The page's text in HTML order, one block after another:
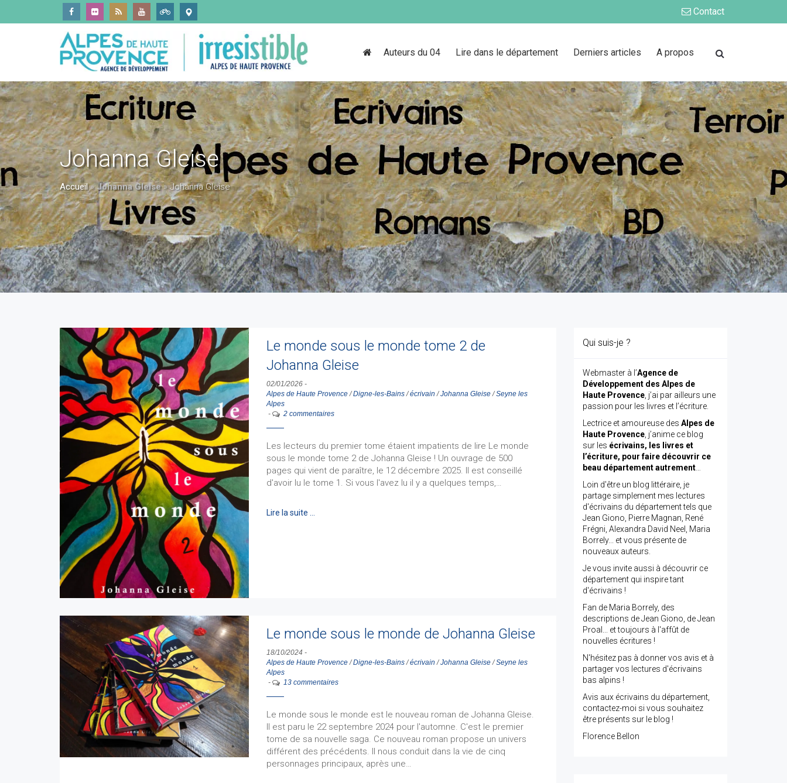
Contact
Auteurs du 04 Lire dans le département Derniers articles A propos
Johanna Gleise
Accueil»Johanna Gleise»Johanna Gleise
Le monde sous le monde tome 2 de
Johanna Gleise
02/01/2026 -
Alpes de Haute Provence/Digne-les-Bains/écrivain /Johanna Gleise/Seyne les
Alpes
-
2 commentaires
Les lecteurs du premier tome étaient impatients de lire Le monde
sous le monde tome 2 de Johanna Gleise ! Un ouvrage de 500
pages qui vient de paraître, le 12 décembre 2025. Il est conseillé
d'avoir lu le tome 1. Si vous l'avez lu il y a quelques temps,…
Lire la suite …
Le monde sous le monde de Johanna Gleise
18/10/2024 -
Alpes de Haute Provence/Digne-les-Bains/écrivain /Johanna Gleise/Seyne les
Alpes
-
13 commentaires
Le monde sous le monde est le nouveau roman de Johanna Gleise.
Il est paru le 22 septembre 2024 pour l'automne. C'est le premier
tome de sa nouvelle saga. Ce nouveau roman propose un univers
différent des précédents. Il nous conduit dans la vie de cinq
personnages principaux, après une…
Qui suis-je ?
Webmaster à l’Agence de
Développement des Alpes de
Haute Provence, j’ai par ailleurs une
passion pour les livres et l’écriture.
Lectrice et amoureuse des Alpes de
Haute Provence, j’anime ce blog
sur les écrivains, les livres et
l’écriture, pour faire découvrir ce
beau département autrement…
Loin d'être un blog littéraire, je
partage simplement mes lectures
d'écrivains du département tels que
Jean Giono, Pierre Magnan, René
Frégni, Alexandra David Neel, Maria
Borrely... et vous présente de
nouveaux auteurs.
Je vous invite aussi à découvrir ce
département qui inspire tant
d'écrivains !
Fan de Maria Borrely, des
descriptions de Jean Giono, de Jean
Proal... et toujours à l'affût de
nouvelles écritures !
N'hésitez pas à donner vos avis et à
partager vos lectures d'écrivains
bas alpins !
Avis aux écrivains du département,
contactez-moi si vous souhaitez
être présents sur le blog !
Florence Bellon